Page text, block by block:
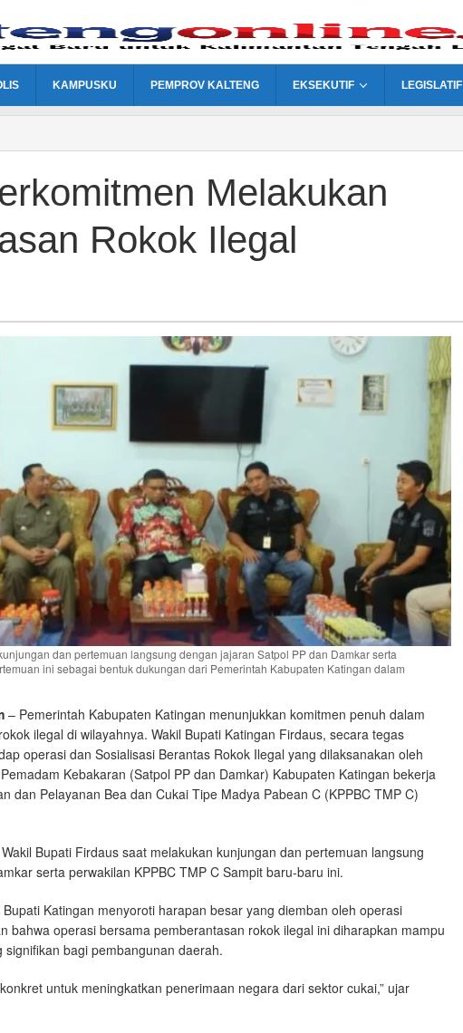
KAMPUSKU PEMPROV KALTENG EKSEKUTIF LEGISLATIF
Melakukan
Rokok Ilegal
dan pertemuan langsung dengan jajaran Satpol PP dan Damkar serta
ini sebagai bentuk dukungan dari Pemerintah Kabupaten Katingan dalam
– Pemerintah Kabupaten Katingan menunjukkan komitmen penuh dalam
ilegal di wilayahnya. Wakil Bupati Katingan Firdaus, secara tegas
operasi dan Sosialisasi Berantas Rokok Ilegal yang dilaksanakan oleh
Kebakaran (Satpol PP dan Damkar) Kabupaten Katingan bekerja
dan Pelayanan Bea dan Cukai Tipe Madya Pabean C (KPPBC TMP C)
Bupati Firdaus saat melakukan kunjungan dan pertemuan langsung
serta perwakilan KPPBC TMP C Sampit baru-baru ini.
Katingan menyoroti harapan besar yang diemban oleh operasi
bahwa operasi bersama pemberantasan rokok ilegal ini diharapkan mampu
bagi pembangunan daerah.
untuk meningkatkan penerimaan negara dari sektor cukai,” ujar